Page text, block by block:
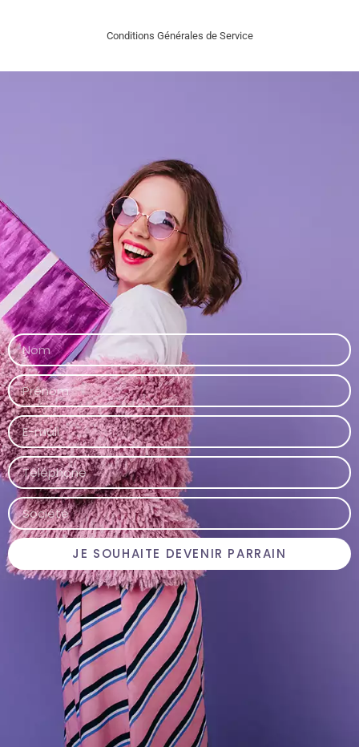
Conditions Générales de Service
JE SOUHAITE DEVENIR PARRAIN